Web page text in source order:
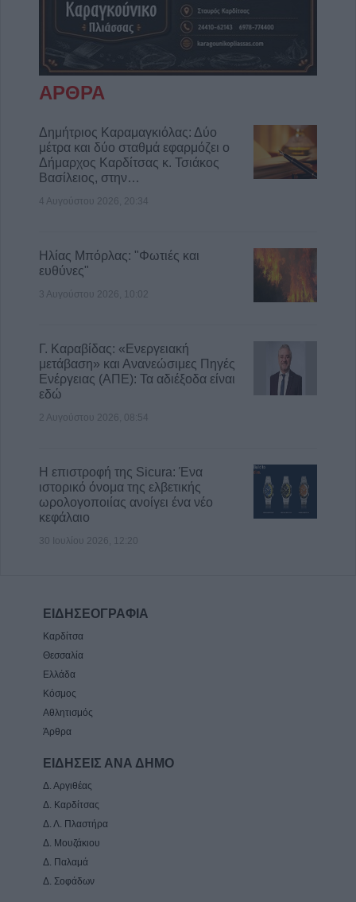
ΑΡΘΡΑ
Δημήτριος Καραμαγκιόλας: Δύο
μέτρα και δύο σταθμά εφαρμόζει ο
Δήμαρχος Καρδίτσας κ. Τσιάκος
Βασίλειος, στην…
4 Αυγούστου 2026, 20:34
Ηλίας Μπόρλας: "Φωτιές και
ευθύνες"
3 Αυγούστου 2026, 10:02
Γ. Καραβίδας: «Ενεργειακή
μετάβαση» και Ανανεώσιμες Πηγές
Ενέργειας (ΑΠΕ): Τα αδιέξοδα είναι
εδώ
2 Αυγούστου 2026, 08:54
Η επιστροφή της Sicura: Ένα
ιστορικό όνομα της ελβετικής
ωρολογοποιίας ανοίγει ένα νέο
κεφάλαιο
30 Ιουλίου 2026, 12:20
ΕΙΔΗΣΕΟΓΡΑΦΙΑ
Καρδίτσα
Θεσσαλία
Ελλάδα
Κόσμος
Αθλητισμός
Άρθρα
ΕΙΔΗΣΕΙΣ ΑΝΑ ΔΗΜΟ
Δ. Αργιθέας
Δ. Καρδίτσας
Δ. Λ. Πλαστήρα
Δ. Μουζάκιου
Δ. Παλαμά
Δ. Σοφάδων